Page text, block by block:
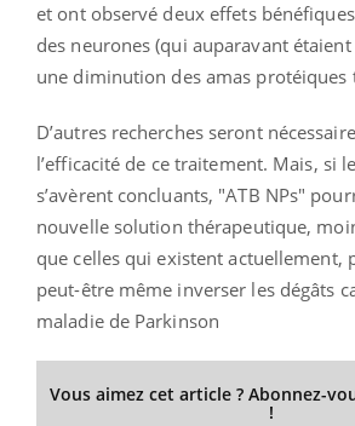
et ont observé deux effets
des neurones (qui auparavant
une diminution des amas protéiques
D’autres recherches seront
l’efficacité de ce traitement. Mais, si
s’avèrent concluants, "ATB NPs"
nouvelle solution thérapeutique,
que celles qui existent actuellement,
peut-être même inverser les dégâts
maladie de Parkinson
Vous aimez cet article ? Abonnez-
!